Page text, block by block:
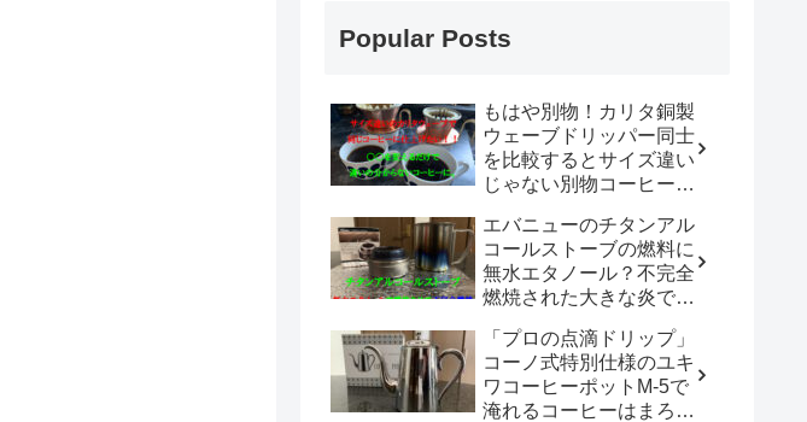
Popular Posts
もはや別物！カリタ銅製
ウェーブドリッパー同士
を比較するとサイズ違い
じゃない別物コーヒード
「WDC-185開封レビュ
ー」
エバニューのチタンアル
コールストーブの燃料に
無水エタノール？不完全
燃焼された大きな炎でチ
沸かしてコーヒーを楽し
む。
「プロの点滴ドリップ」
コーノ式特別仕様のユキ
ワコーヒーポットM-5で
淹れるコーヒーはまろや